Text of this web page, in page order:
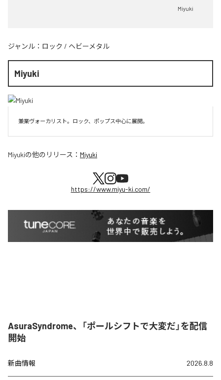
Miyuki
ジャンル： ロック / ヘビーメタル
Miyuki
兼業ヴォーカリスト。ロック、ポップス中心に展開。
Miyukiの他のリリース： Miyuki
https://www.miyu-ki.com/
AsuraSyndrome、「ポールシフトで大変だ」を配信
開始
新曲情報 2026.8.8